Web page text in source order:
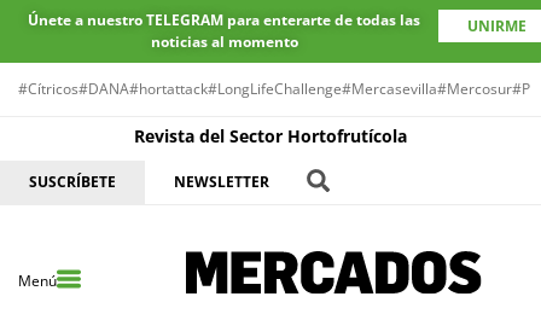
Únete a nuestro TELEGRAM para enterarte de todas las
noticias al momento
UNIRME
#Cítricos#DANA#hortattack#LongLifeChallenge#Mercasevilla#Mercosur
Revista del Sector Hortofrutícola
SUSCRÍBETE NEWSLETTER
Menú